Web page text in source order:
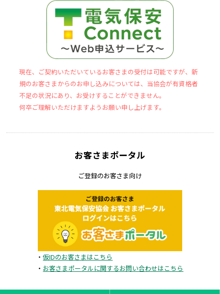
現在、ご契約いただいているお客さまの受付は可能ですが、新
規のお客さまからのお申し込みについては、当協会が有資格者
不足の状況にあり、お受けすることができません。
何卒ご理解いただけますようお願い申し上げます。
お客さまポータル
ご登録のお客さま向け
・仮IDのお客さまはこちら
・ お客さまポータルに関するお問い合わせはこちら